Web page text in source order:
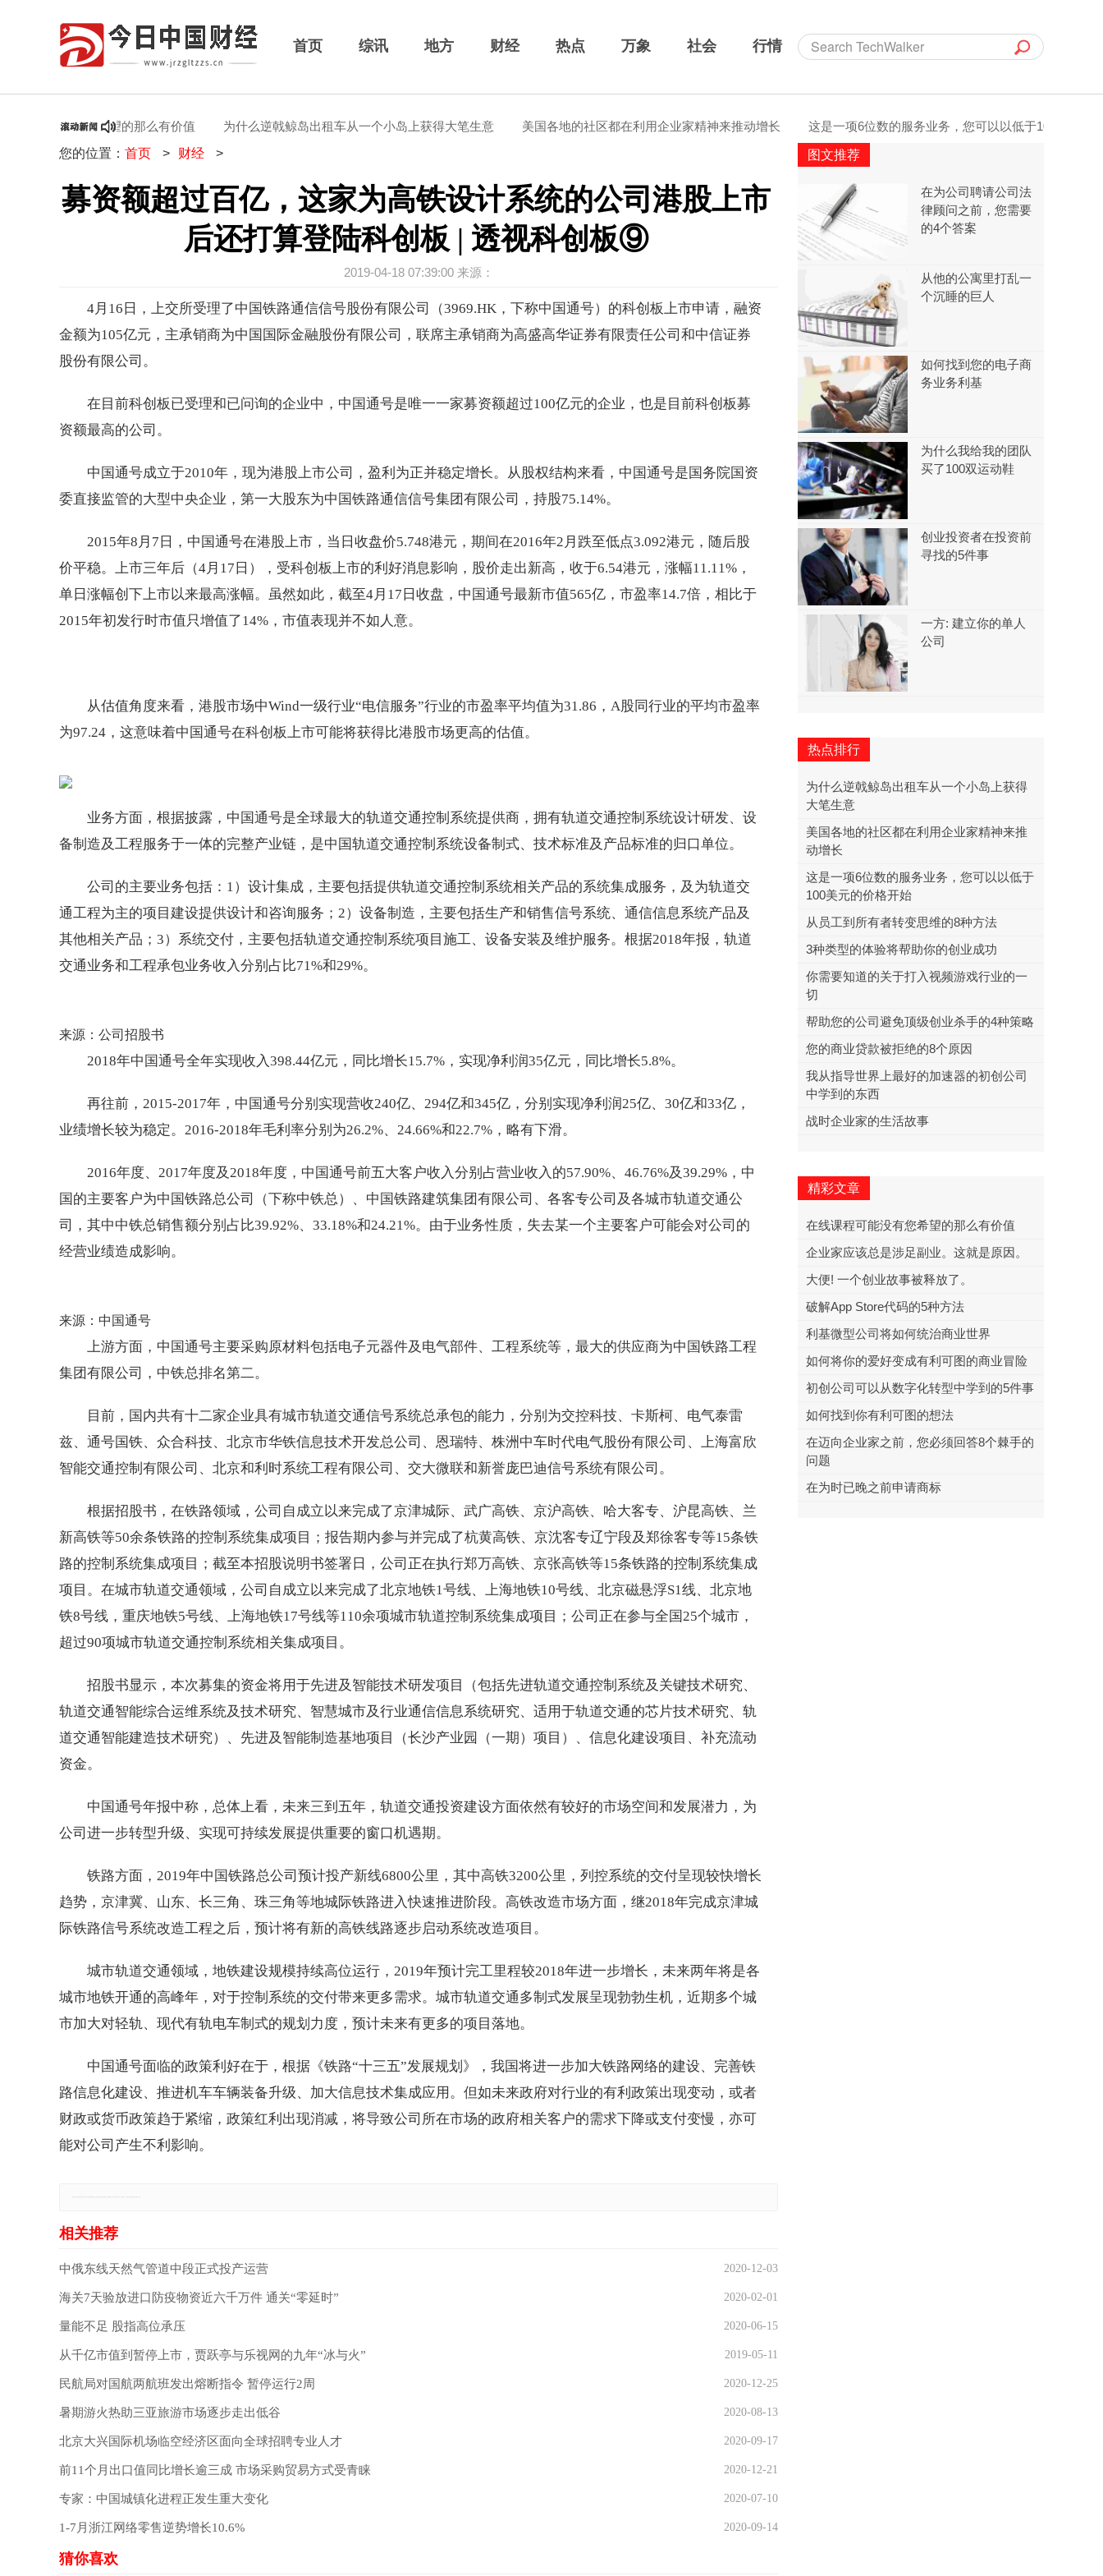
首页 综讯 地方 财经 热点 万象 社会 行情
可能没有您希望的那么有价值 为什么逆戟鲸岛出租车从一个小岛上获得大笔生意 美国各地的社区都在利用企业家精神来推动增长
这是一项6位数的服务业务，您可以以低于100美元的价格开
您的位置： 首页 > 财经 >
募资额超过百亿，这家为高铁设计系统的公司港股上市
后还打算登陆科创板 | 透视科创板⑨
2019-04-18 07:39:00 来源：
4月16日，上交所受理了中国铁路通信信号股份有限公司（3969.HK，下称中国通号）的科创板上市申请，融资
金额为105亿元，主承销商为中国国际金融股份有限公司，联席主承销商为高盛高华证券有限责任公司和中信证券
股份有限公司。
在目前科创板已受理和已问询的企业中，中国通号是唯一一家募资额超过100亿元的企业，也是目前科创板募
资额最高的公司。
中国通号成立于2010年，现为港股上市公司，盈利为正并稳定增长。从股权结构来看，中国通号是国务院国资
委直接监管的大型中央企业，第一大股东为中国铁路通信信号集团有限公司，持股75.14%。
2015年8月7日，中国通号在港股上市，当日收盘价5.748港元，期间在2016年2月跌至低点3.092港元，随后股
价平稳。上市三年后（4月17日），受科创板上市的利好消息影响，股价走出新高，收于6.54港元，涨幅11.11%，
单日涨幅创下上市以来最高涨幅。虽然如此，截至4月17日收盘，中国通号最新市值565亿，市盈率14.7倍，相比于
2015年初发行时市值只增值了14%，市值表现并不如人意。
从估值角度来看，港股市场中Wind一级行业“电信服务”行业的市盈率平均值为31.86，A股同行业的平均市盈率
为97.24，这意味着中国通号在科创板上市可能将获得比港股市场更高的估值。
业务方面，根据披露，中国通号是全球最大的轨道交通控制系统提供商，拥有轨道交通控制系统设计研发、设
备制造及工程服务于一体的完整产业链，是中国轨道交通控制系统设备制式、技术标准及产品标准的归口单位。
公司的主要业务包括：1）设计集成，主要包括提供轨道交通控制系统相关产品的系统集成服务，及为轨道交
通工程为主的项目建设提供设计和咨询服务；2）设备制造，主要包括生产和销售信号系统、通信信息系统产品及
其他相关产品；3）系统交付，主要包括轨道交通控制系统项目施工、设备安装及维护服务。根据2018年报，轨道
交通业务和工程承包业务收入分别占比71%和29%。
来源：公司招股书
2018年中国通号全年实现收入398.44亿元，同比增长15.7%，实现净利润35亿元，同比增长5.8%。
再往前，2015-2017年，中国通号分别实现营收240亿、294亿和345亿，分别实现净利润25亿、30亿和33亿，
业绩增长较为稳定。2016-2018年毛利率分别为26.2%、24.66%和22.7%，略有下滑。
2016年度、2017年度及2018年度，中国通号前五大客户收入分别占营业收入的57.90%、46.76%及39.29%，中
国的主要客户为中国铁路总公司（下称中铁总）、中国铁路建筑集团有限公司、各客专公司及各城市轨道交通公
司，其中中铁总销售额分别占比39.92%、33.18%和24.21%。由于业务性质，失去某一个主要客户可能会对公司的
经营业绩造成影响。
来源：中国通号
上游方面，中国通号主要采购原材料包括电子元器件及电气部件、工程系统等，最大的供应商为中国铁路工程
集团有限公司，中铁总排名第二。
目前，国内共有十二家企业具有城市轨道交通信号系统总承包的能力，分别为交控科技、卡斯柯、电气泰雷
兹、通号国铁、众合科技、北京市华铁信息技术开发总公司、恩瑞特、株洲中车时代电气股份有限公司、上海富欣
智能交通控制有限公司、北京和利时系统工程有限公司、交大微联和新誉庞巴迪信号系统有限公司。
根据招股书，在铁路领域，公司自成立以来完成了京津城际、武广高铁、京沪高铁、哈大客专、沪昆高铁、兰
新高铁等50余条铁路的控制系统集成项目；报告期内参与并完成了杭黄高铁、京沈客专辽宁段及郑徐客专等15条铁
路的控制系统集成项目；截至本招股说明书签署日，公司正在执行郑万高铁、京张高铁等15条铁路的控制系统集成
项目。在城市轨道交通领域，公司自成立以来完成了北京地铁1号线、上海地铁10号线、北京磁悬浮S1线、北京地
铁8号线，重庆地铁5号线、上海地铁17号线等110余项城市轨道控制系统集成项目；公司正在参与全国25个城市，
超过90项城市轨道交通控制系统相关集成项目。
招股书显示，本次募集的资金将用于先进及智能技术研发项目（包括先进轨道交通控制系统及关键技术研究、
轨道交通智能综合运维系统及技术研究、智慧城市及行业通信信息系统研究、适用于轨道交通的芯片技术研究、轨
道交通智能建造技术研究）、先进及智能制造基地项目（长沙产业园（一期）项目）、信息化建设项目、补充流动
资金。
中国通号年报中称，总体上看，未来三到五年，轨道交通投资建设方面依然有较好的市场空间和发展潜力，为
公司进一步转型升级、实现可持续发展提供重要的窗口机遇期。
铁路方面，2019年中国铁路总公司预计投产新线6800公里，其中高铁3200公里，列控系统的交付呈现较快增长
趋势，京津冀、山东、长三角、珠三角等地城际铁路进入快速推进阶段。高铁改造市场方面，继2018年完成京津城
际铁路信号系统改造工程之后，预计将有新的高铁线路逐步启动系统改造项目。
城市轨道交通领域，地铁建设规模持续高位运行，2019年预计完工里程较2018年进一步增长，未来两年将是各
城市地铁开通的高峰年，对于控制系统的交付带来更多需求。城市轨道交通多制式发展呈现勃勃生机，近期多个城
市加大对轻轨、现代有轨电车制式的规划力度，预计未来有更多的项目落地。
中国通号面临的政策利好在于，根据《铁路“十三五”发展规划》，我国将进一步加大铁路网络的建设、完善铁
路信息化建设、推进机车车辆装备升级、加大信息技术集成应用。但如未来政府对行业的有利政策出现变动，或者
财政或货币政策趋于紧缩，政策红利出现消减，将导致公司所在市场的政府相关客户的需求下降或支付变慢，亦可
能对公司产生不利影响。
中俄东线天然气管道中段正式投产运营 2020-12-03
海关7天验放进口防疫物资近六千万件 通关“零延时” 2020-02-01
量能不足 股指高位承压 2020-06-15
从千亿市值到暂停上市，贾跃亭与乐视网的九年“冰与火” 2019-05-11
民航局对国航两航班发出熔断指令 暂停运行2周 2020-12-25
暑期游火热助三亚旅游市场逐步走出低谷 2020-08-13
北京大兴国际机场临空经济区面向全球招聘专业人才 2020-09-17
前11个月出口值同比增长逾三成 市场采购贸易方式受青睐 2020-12-21
专家：中国城镇化进程正发生重大变化 2020-07-10
1-7月浙江网络零售逆势增长10.6% 2020-09-14
图文推荐
在为公司聘请公司法
律顾问之前，您需要
的4个答案
从他的公寓里打乱一
个沉睡的巨人
如何找到您的电子商
务业务利基
为什么我给我的团队
买了100双运动鞋
创业投资者在投资前
寻找的5件事
一方: 建立你的单人
公司
热点排行
为什么逆戟鲸岛出租车从一个小岛上获得
大笔生意
美国各地的社区都在利用企业家精神来推
动增长
这是一项6位数的服务业务，您可以以低于
100美元的价格开始
从员工到所有者转变思维的8种方法
3种类型的体验将帮助你的创业成功
你需要知道的关于打入视频游戏行业的一
切
帮助您的公司避免顶级创业杀手的4种策略
您的商业贷款被拒绝的8个原因
我从指导世界上最好的加速器的初创公司
中学到的东西
战时企业家的生活故事
精彩文章
在线课程可能没有您希望的那么有价值
企业家应该总是涉足副业。这就是原因。
大便! 一个创业故事被释放了。
破解App Store代码的5种方法
利基微型公司将如何统治商业世界
如何将你的爱好变成有利可图的商业冒险
初创公司可以从数字化转型中学到的5件事
如何找到你有利可图的想法
在迈向企业家之前，您必须回答8个棘手的
问题
在为时已晚之前申请商标